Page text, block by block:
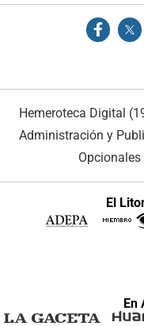
Hemeroteca Digital
Administración y
El
En